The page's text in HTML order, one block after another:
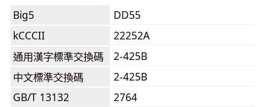
Big5
DD55
kCCCII
22252A
通用漢字標準交換碼
2-425B
中文標準交換碼
2-425B
GB/T 13132
2764